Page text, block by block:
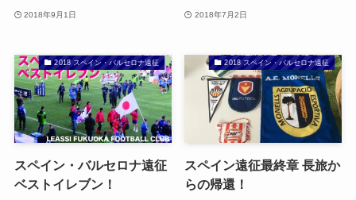
2018年9月1日 2018年7月2日
2018 スペイン・バルセロナ遠征
スペイン・バルセロナ遠征
ベストイレブン！
2018 スペイン・バルセロナ遠征
スペイン遠征最終章 長旅か
らの帰還！